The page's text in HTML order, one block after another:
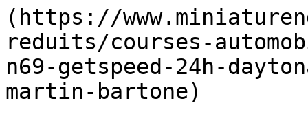
(https://
reduits/courses-
n69-getspeed-24h-
martin-bartone)